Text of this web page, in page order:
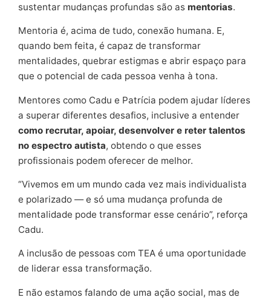
sustentar mudanças profundas são as mentorias.
Mentoria é, acima de tudo, conexão humana. E,
quando bem feita, é capaz de transformar
mentalidades, quebrar estigmas e abrir espaço para
que o potencial de cada pessoa venha à tona.
Mentores como Cadu e Patrícia podem ajudar líderes
a superar diferentes desafios, inclusive a entender
como recrutar, apoiar, desenvolver e reter talentos
no espectro autista, obtendo o que esses
profissionais podem oferecer de melhor.
“Vivemos em um mundo cada vez mais individualista
e polarizado — e só uma mudança profunda de
mentalidade pode transformar esse cenário”, reforça
Cadu.
A inclusão de pessoas com TEA é uma oportunidade
de liderar essa transformação.
E não estamos falando de uma ação social, mas de